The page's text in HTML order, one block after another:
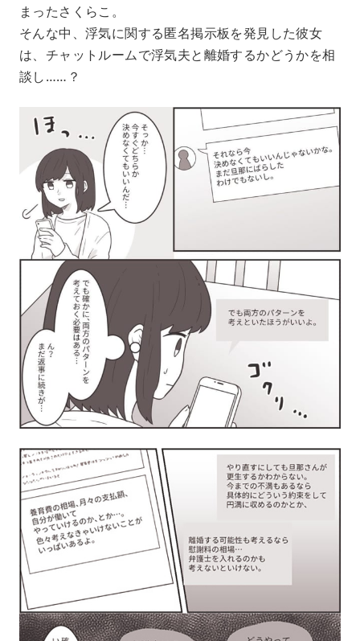
まったさくらこ。
そんな中、浮気に関する匿名掲示板を発見した彼女
は、チャットルームで浮気夫と離婚するかどうかを相
談し……？